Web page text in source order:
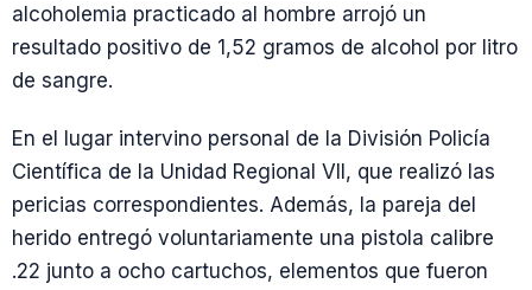
alcoholemia practicado al hombre arrojó un
resultado positivo de 1,52 gramos de alcohol por litro
de sangre.
En el lugar intervino personal de la División Policía
Científica de la Unidad Regional VII, que realizó las
pericias correspondientes. Además, la pareja del
herido entregó voluntariamente una pistola calibre
.22 junto a ocho cartuchos, elementos que fueron